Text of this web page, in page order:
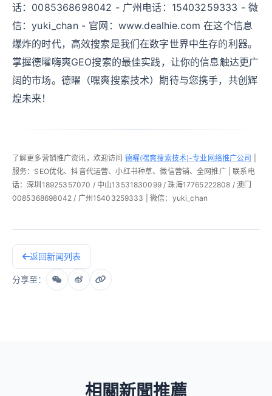
话：0085368698042 - 广州电话：15403259333 - 微
信：yuki_chan - 官网：www.dealhie.com 在这个信息
爆炸的时代，高效搜索是我们在数字世界中生存的利器。
掌握德曜嗨爽GEO搜索的最佳实践，让你的信息触达更广
阔的市场。德曜（嘿爽搜索技术）期待与您携手，共创辉
煌未来！
了解更多营销推广资讯，欢迎访问 德曜(嘿爽搜索技术)-专业网络推广公司
服务：SEO优化、抖音代运营、小红书种草、微信营销、全网推广 | 联系电
话：深圳18925357070 / 中山13531830099 / 珠海17765222808 / 澳门
0085368698042 / 广州15403259333 | 微信：yuki_chan
返回新闻列表
分享至：
相關新聞推薦